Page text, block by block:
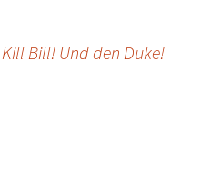
Kill Bill! Und den Duke!